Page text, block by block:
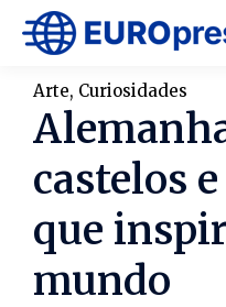
Arte, Curiosidades
castelos
que
mundo